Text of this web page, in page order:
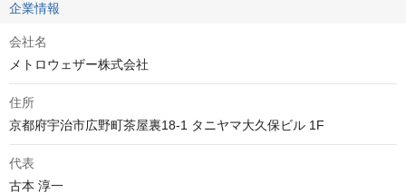
企業情報
会社名
メトロウェザー株式会社
住所
京都府宇治市広野町茶屋裏18-1 タニヤマ大久保ビル 1F
代表
古本 淳一